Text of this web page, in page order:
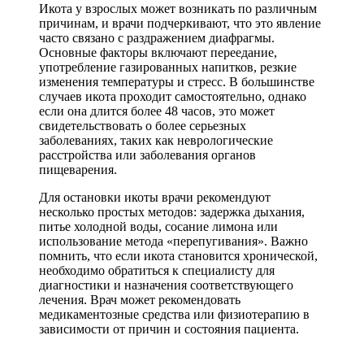
Икота у взрослых может возникать по различным
причинам, и врачи подчеркивают, что это явление
часто связано с раздражением диафрагмы.
Основные факторы включают переедание,
употребление газированных напитков, резкие
изменения температуры и стресс. В большинстве
случаев икота проходит самостоятельно, однако
если она длится более 48 часов, это может
свидетельствовать о более серьезных
заболеваниях, таких как неврологические
расстройства или заболевания органов
пищеварения.
Для остановки икоты врачи рекомендуют
несколько простых методов: задержка дыхания,
питье холодной воды, сосание лимона или
использование метода «перепугивания». Важно
помнить, что если икота становится хронической,
необходимо обратиться к специалисту для
диагностики и назначения соответствующего
лечения. Врач может рекомендовать
медикаментозные средства или физиотерапию в
зависимости от причин и состояния пациента.